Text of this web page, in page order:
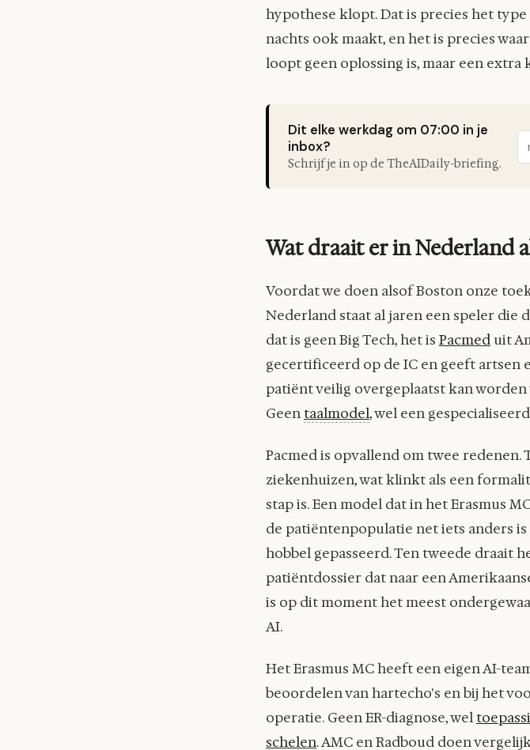
hypothese klopt. Dat is precies het
nachts ook maakt, en het is precies
loopt geen oplossing is, maar een extra
Dit elke werkdag om 07:00 in je
inbox?
Schrijf je in op de TheAIDaily-briefing.
Wat draait er in Nederland
Voordat we doen alsof Boston onze
Nederland staat al jaren een speler die
dat is geen Big Tech, het is Pacmeduit
gecertificeerd op de IC en geeft artsen
patiënt veilig overgeplaatst kan worden
Geen taalmodel, wel een
Pacmed is opvallend om twee
ziekenhuizen, wat klinkt als een
stap is. Een model dat in het Erasmus
de patiëntenpopulatie net iets anders
hobbel gepasseerd. Ten tweede draait
patiëntdossier dat naar een
is op dit moment het meest
AI.
Het Erasmus MC heeft een eigen AI-
beoordelen van hartecho's en bij het
operatie. Geen ER-diagnose, wel
schelen. AMC en Radboud doen